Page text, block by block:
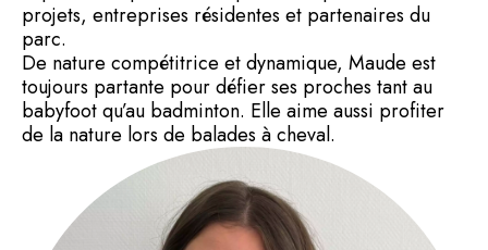
projets, entreprises résidentes et partenaires du
parc.
De nature compétitrice et dynamique, Maude est
toujours partante pour défier ses proches tant au
babyfoot qu’au badminton. Elle aime aussi profiter
de la nature lors de balades à cheval.